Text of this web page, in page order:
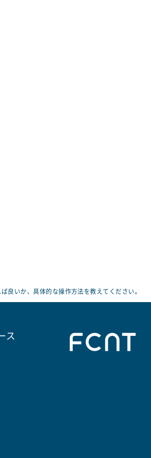
良いか、具体的な操作方法を教えてください。
ス